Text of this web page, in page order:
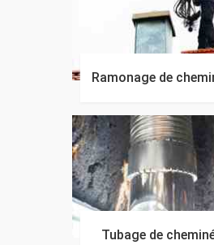
Ramonage de
Tubage de